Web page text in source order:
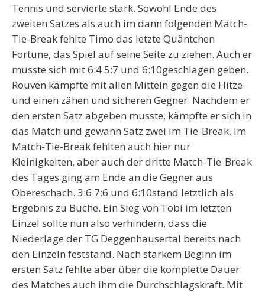
Tennis und servierte stark. Sowohl Ende des
zweiten Satzes als auch im dann folgenden Match-
Tie-Break fehlte Timo das letzte Quäntchen
Fortune, das Spiel auf seine Seite zu ziehen. Auch er
musste sich mit 6:4 5:7 und 6:10geschlagen geben.
Rouven kämpfte mit allen Mitteln gegen die Hitze
und einen zähen und sicheren Gegner. Nachdem er
den ersten Satz abgeben musste, kämpfte er sich in
das Match und gewann Satz zwei im Tie-Break. Im
Match-Tie-Break fehlten auch hier nur
Kleinigkeiten, aber auch der dritte Match-Tie-Break
des Tages ging am Ende an die Gegner aus
Obereschach. 3:6 7:6 und 6:10stand letztlich als
Ergebnis zu Buche. Ein Sieg von Tobi im letzten
Einzel sollte nun also verhindern, dass die
Niederlage der TG Deggenhausertal bereits nach
den Einzeln feststand. Nach starkem Beginn im
ersten Satz fehlte aber über die komplette Dauer
des Matches auch ihm die Durchschlagskraft. Mit